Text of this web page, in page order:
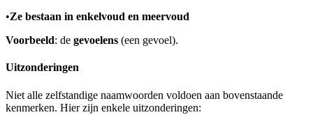
•Ze bestaan in enkelvoud en meervoud
Voorbeeld: de gevoelens (een gevoel).
Uitzonderingen
Niet alle zelfstandige naamwoorden voldoen aan bovenstaande
kenmerken. Hier zijn enkele uitzonderingen: